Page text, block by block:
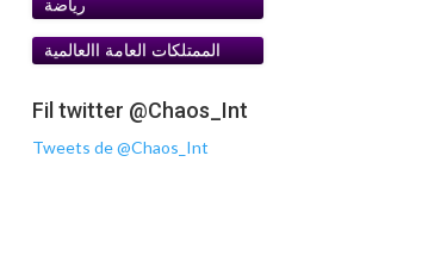
رياضة
الممتلكات العامة اﺍلعالمية
Fil twitter @Chaos_Int
Tweets de @Chaos_Int